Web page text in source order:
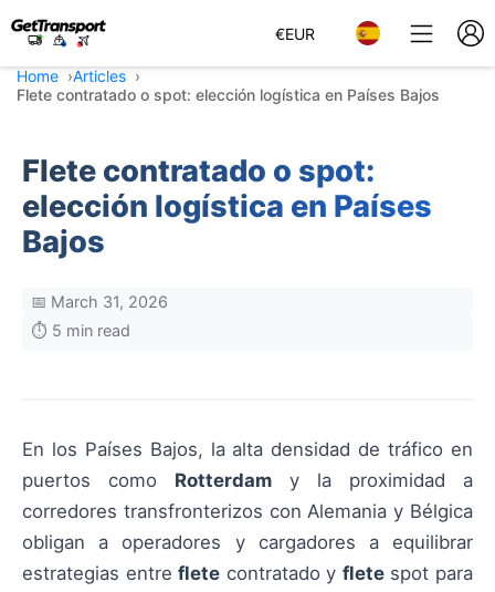
€EUR
Home
Articles
Flete contratado o spot: elección logística en Países Bajos
Flete contratado o spot:
elección logística en Países
Bajos
📅 March 31, 2026
⏱️ 5 min read
En los Países Bajos, la alta densidad de tráfico en
puertos como Rotterdam y la proximidad a
corredores transfronterizos con Alemania y Bélgica
obligan a operadores y cargadores a equilibrar
estrategias entreflete contratado y fletespot para